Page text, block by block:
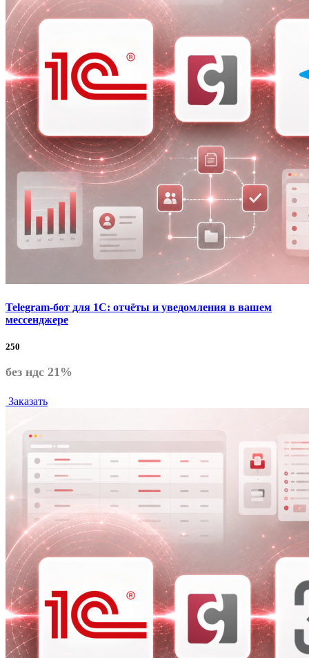
Telegram-бот для 1С: отчёты и уведомления в вашем
мессенджере
250
без ндс 21%
Заказать